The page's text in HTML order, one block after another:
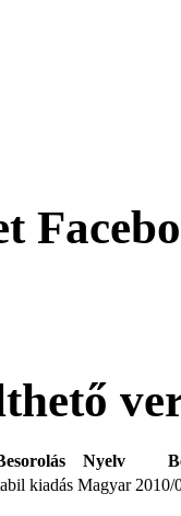
Nyelv
kiadás Magyar 2010/